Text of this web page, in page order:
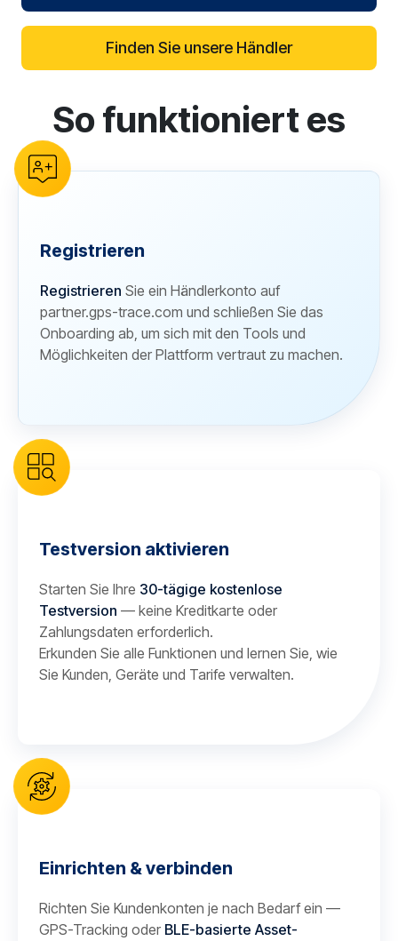
Finden Sie unsere Händler
reCAPTCHA verification
So funktioniert es
Registrieren
Registrieren Sie ein Händlerkonto auf
partner.gps-trace.com und schließen Sie das
Onboarding ab, um sich mit den Tools und
Möglichkeiten der Plattform vertraut zu machen.
Testversion aktivieren
Starten Sie Ihre 30-tägige kostenlose
Testversion — keine Kreditkarte oder
Zahlungsdaten erforderlich.
Erkunden Sie alle Funktionen und lernen Sie, wie
Sie Kunden, Geräte und Tarife verwalten.
Einrichten & verbinden
Richten Sie Kundenkonten je nach Bedarf ein —
GPS-Tracking oder BLE-basierte Asset-